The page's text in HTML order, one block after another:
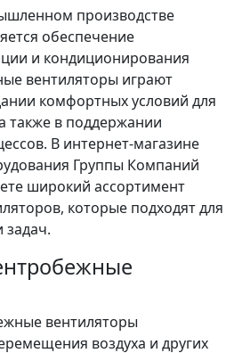
производстве
обеспечение
и кондиционирования
вентиляторы играют
комфортных условий для
также в поддержании
В интернет-магазине
Группы Компаний
широкий ассортимент
которые подходят для
задач.
вентиляторы
воздуха и других